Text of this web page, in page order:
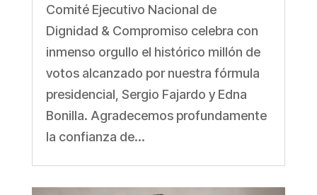
Comité Ejecutivo Nacional de
Dignidad & Compromiso celebra con
inmenso orgullo el histórico millón de
votos alcanzado por nuestra fórmula
presidencial, Sergio Fajardo y Edna
Bonilla. Agradecemos profundamente
la confianza de...